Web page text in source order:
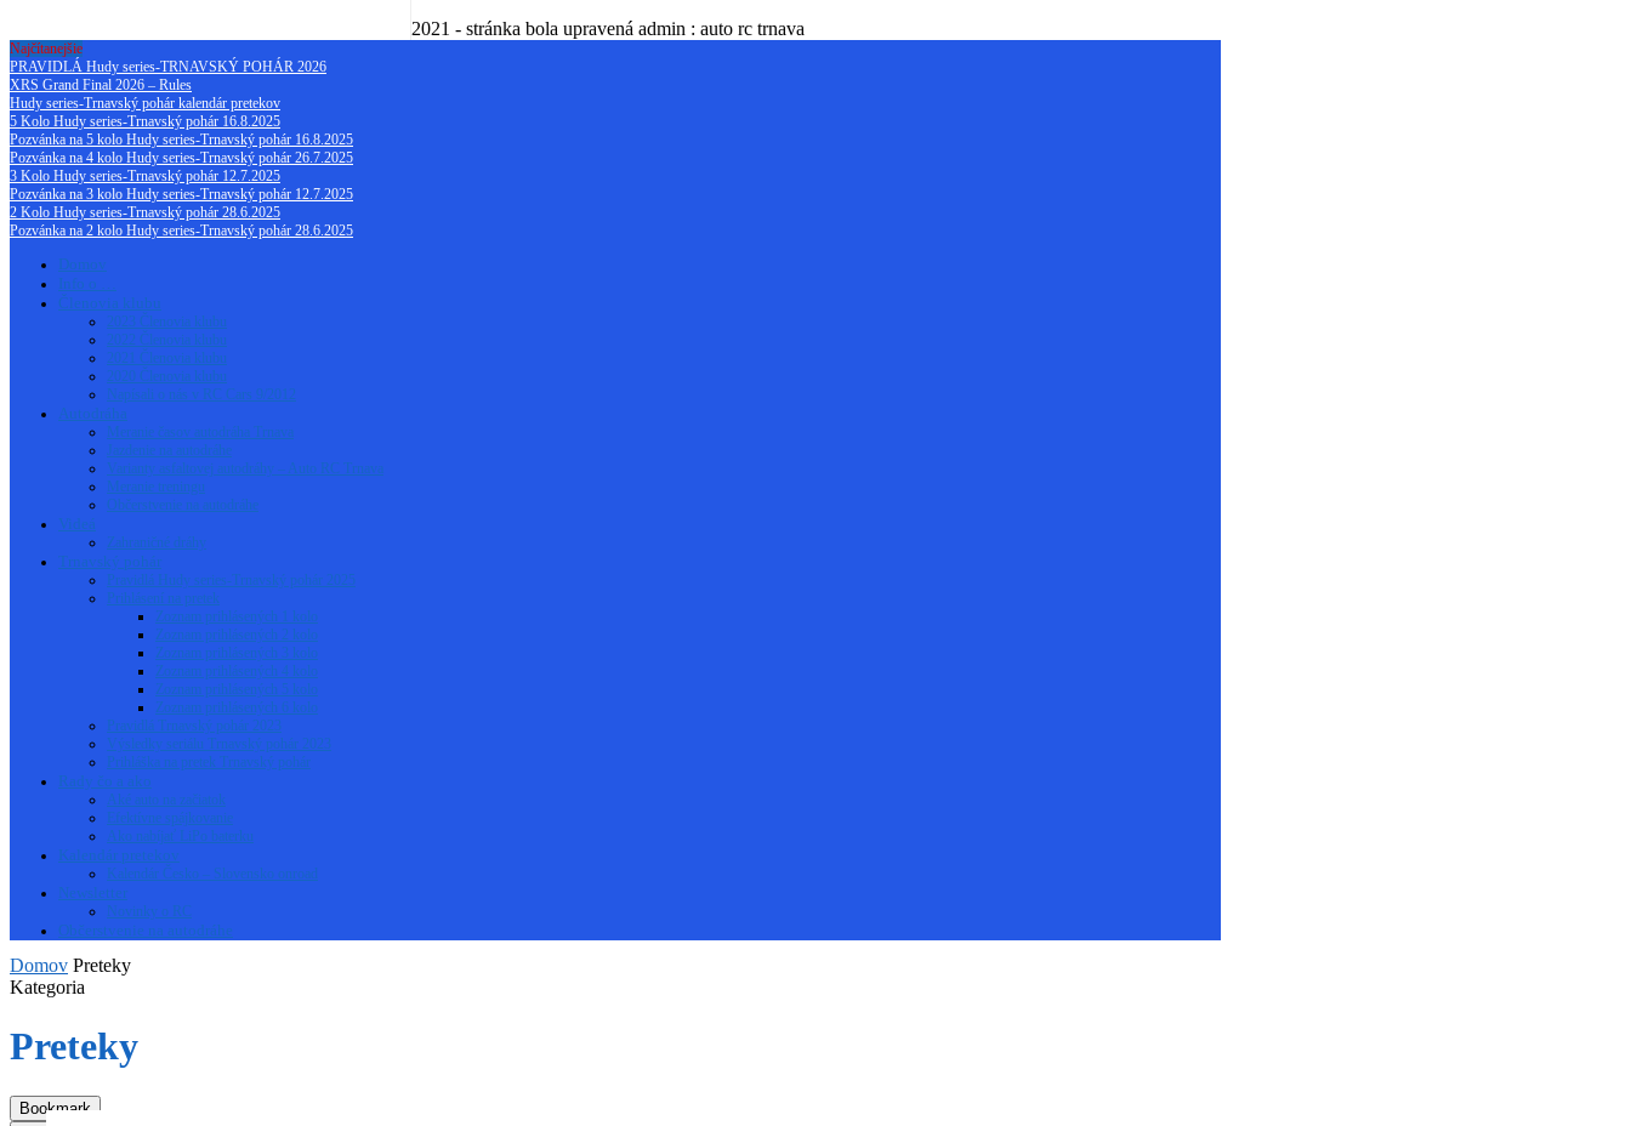
2021 - stránka bola upravená admin : auto rc trnava
Najčítanejšie
PRAVIDLÁ Hudy series-TRNAVSKÝ POHÁR 2026
XRS Grand Final 2026 – Rules
Hudy series-Trnavský pohár kalendár pretekov
5 Kolo Hudy series-Trnavský pohár 16.8.2025
Pozvánka na 5 kolo Hudy series-Trnavský pohár 16.8.2025
Pozvánka na 4 kolo Hudy series-Trnavský pohár 26.7.2025
3 Kolo Hudy series-Trnavský pohár 12.7.2025
Pozvánka na 3 kolo Hudy series-Trnavský pohár 12.7.2025
2 Kolo Hudy series-Trnavský pohár 28.6.2025
Pozvánka na 2 kolo Hudy series-Trnavský pohár 28.6.2025
Domov
Info o …
Členovia klubu
2023 Členovia klubu
2022 Členovia klubu
2021 Členovia klubu
2020 Členovia klubu
Napísali o nás v RC Cars 9/2012
Autodráha
Meranie časov autodráha Trnava
Jazdenie na autodráhe
Varianty asfaltovej autodráhy – Auto RC Trnava
Meranie treningu
Občerstvenie na autodráhe
Videá
Zahraničné dráhy
Trnavský pohár
Pravidlá Hudy series-Trnavský pohár 2025
Prihlásení na pretek
Zoznam prihlásených 1 kolo
Zoznam prihlásených 2 kolo
Zoznam prihlásených 3 kolo
Zoznam prihlásených 4 kolo
Zoznam prihlásených 5 kolo
Zoznam prihlásených 6 kolo
Pravidlá Trnavský pohár 2023
Výsledky seriálu Trnavský pohár 2023
Prihláška na pretek Trnavský pohár
Rady čo a ako
Aké auto na začiatok
Efektívne spájkovanie
Ako nabíjať LiPo baterku
Kalendár pretekov
Kalendár Česko – Slovensko onroad
Newsletter
Novinky o RC
Občerstvenie na autodráhe
Domov Preteky
Kategoria
Preteky
Bookmark